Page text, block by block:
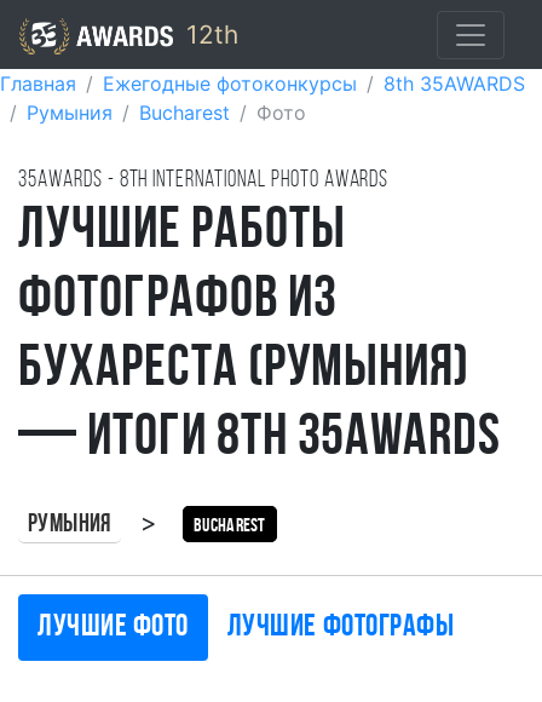
12th
Главная Ежегодные фотоконкурсы
8th 35AWARDS
Румыния
Bucharest Фото
35AWARDS - 8TH international photo awards
Лучшие работы
фотографов из
Бухареста (Румыния)
— итоги 8th 35AWARDS
Румыния > Bucharest
Лучшие фото Лучшие фотографы